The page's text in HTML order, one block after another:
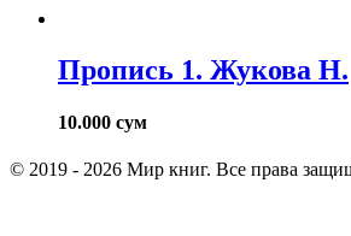
Пропись 1. Жукова Н.
10.000 сум
© 2019 - 2026 Мир книг. Все права